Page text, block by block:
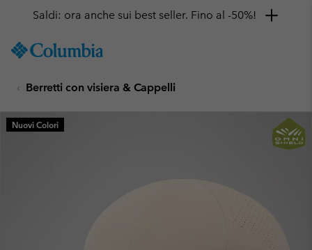
TO
SKIP
MAIN
NAV
Saldi: ora anche sui best seller. Fino al -50%!
Berretti con visiera & Cappelli
Nuovi Colori